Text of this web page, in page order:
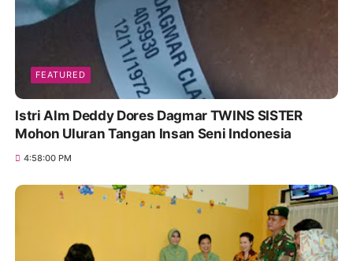
FEATURED
Istri Alm Deddy Dores Dagmar TWINS SISTER
Mohon Uluran Tangan Insan Seni Indonesia
4:58:00 PM